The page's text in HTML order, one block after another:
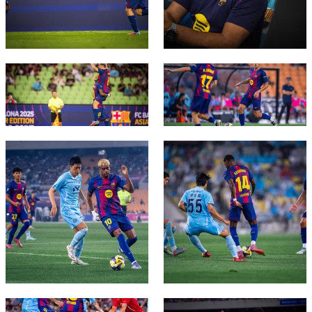
FC Barcelona club badge
FC Barcelona club badge
FC Barcelona club badge
FC Barcelona club badge
FC Barcelona club badge
FC Barcelona club badge